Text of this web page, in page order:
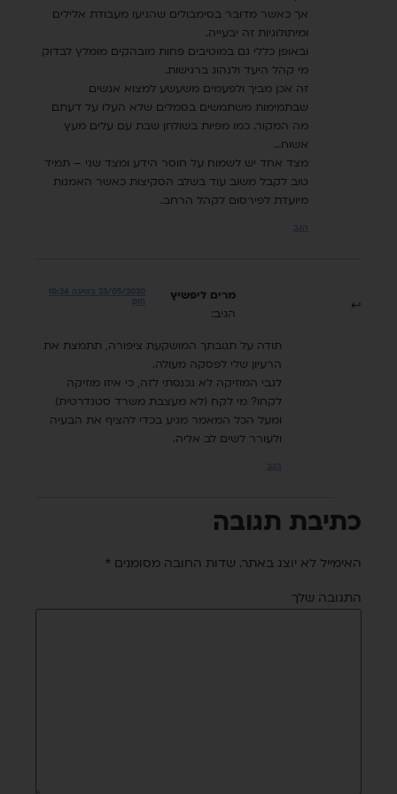
אך כאשר מדובר בסימבולים שהגיעו מעבודת אלילים
ומיתולוגיות זה יבעייה.
ובאופן כללי גם במוטיבים פחות מובהקים מומלץ לבדוק
מי קהל היעד ולנהוג ברגישות.
זה אכן מביך ולפעמים משעשע למצוא אנשים
שבתמימות משתמשים בסמלים שלא העלו על דעתם
מה המקור. כמו מפיות בשולחן שבת עם עלים מעץ
אשוח…
מצד אחד יש לשמוח על חוסר הידע ומצד שני – תמיד
טוב לקבל משוב עוד בשלב הסקיצות כאשר האמנות
מיועדת לפירסום לקהל הרחב.
הגב
מרים ליפשיץ
הגיב:
23/05/2020 בשעה 10:24
pm
תודה על תגובתך המושקעת ציפורה, תתמצת את
הרעיון שלי לפסקה מעולה.
לגבי המוזיקה לא נכנסתי לזה, כי איזו מוזיקה
לקחו? מי לקח (לא מעצבת משרד סטנדרטית)
ומעל הכל המאמר מגיע בכדי להציף את הבעיה
ולעורר לשים לב אליה.
הגב
כתיבת תגובה
האימייל לא יוצג באתר. שדות החובה מסומנים *
התגובה שלך